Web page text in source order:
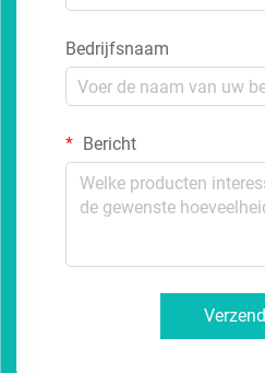
Bedrijfsnaam
Bericht